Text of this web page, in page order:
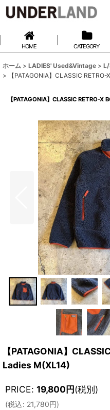
HOME CATEGORY
ホーム > LADIES' Used&Vintage >
>
【PATAGONIA】CLASSIC
【PATAGONIA】CLASSIC RETRO-
【PATAGONIA】
Ladies M(XL14)
PRICE: 19,800円(税別)
(税込: 21,780円)